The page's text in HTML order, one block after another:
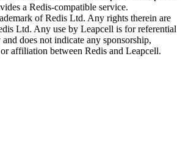
a Redis-compatible service.
of Redis Ltd. Any rights therein are
Ltd. Any use by Leapcell is for referential
does not indicate any sponsorship,
affiliation between Redis and Leapcell.